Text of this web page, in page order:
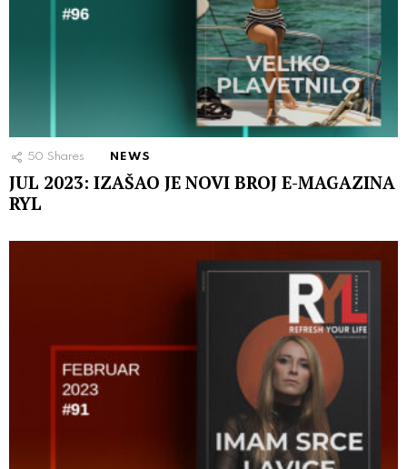
50 Shares NEWS
JUL 2023: IZAŠAO JE NOVI BROJ E-MAGAZINA
RYL